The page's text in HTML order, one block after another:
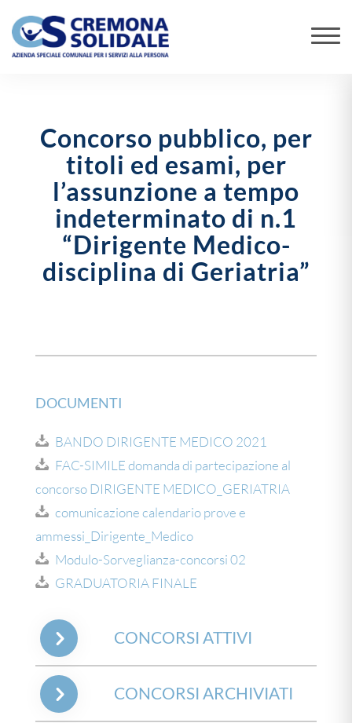
Concorso pubblico, per
titoli ed esami, per
l’assunzione a tempo
indeterminato di n.1
“Dirigente Medico-
disciplina di Geriatria”
DOCUMENTI
BANDO DIRIGENTE MEDICO 2021
FAC-SIMILE domanda di partecipazione al
concorso DIRIGENTE MEDICO_GERIATRIA
comunicazione calendario prove e
ammessi_Dirigente_Medico
Modulo-Sorveglianza-concorsi 02
GRADUATORIA FINALE
CONCORSI ATTIVI
CONCORSI ARCHIVIATI